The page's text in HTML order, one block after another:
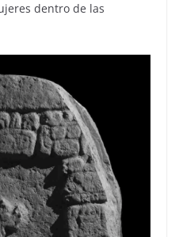
dentro de las